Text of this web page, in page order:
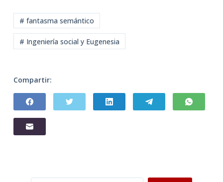
# fantasma semántico
# Ingeniería social y Eugenesia
Compartir: